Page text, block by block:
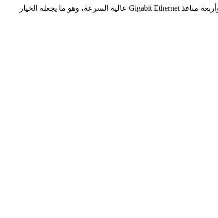
استمتع باللعب عبر الإنترنت دون انقطاع الشبكة من خلال تقنية MU-MIMO المتطوّرة. يتمتع الراوتر بمعالج ثنائي النواة Dual-Core 1.4 GHz وأربعة منافذ Gigabit Ethernet عالية السرعة، وهو ما يجعله الخيار